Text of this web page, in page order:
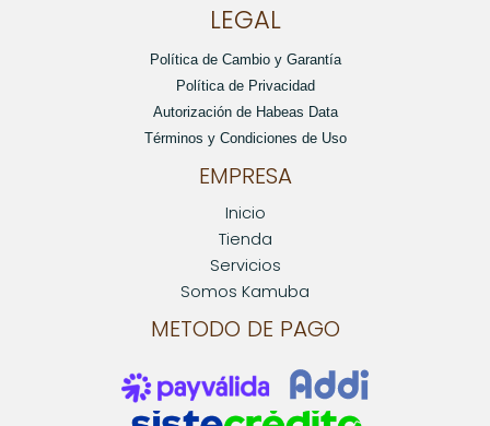
LEGAL
Política de Cambio y Garantía
Política de Privacidad
Autorización de Habeas Data
Términos y Condiciones de Uso
EMPRESA
Inicio
Tienda
Servicios
Somos Kamuba
METODO DE PAGO